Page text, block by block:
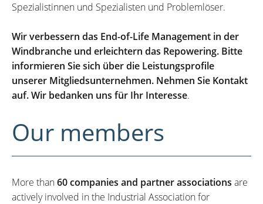
Spezialistinnen und Spezialisten und Problemlöser.
Wir verbessern das End-of-Life Management in der
Windbranche und erleichtern das Repowering. Bitte
informieren Sie sich über die Leistungsprofile
unserer Mitgliedsunternehmen. Nehmen Sie Kontakt
auf. Wir bedanken uns für Ihr Interesse.
Our members
More than60 companies and partner associations are
actively involved in the Industrial Association for